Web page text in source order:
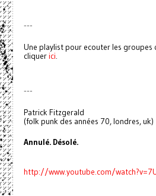
---
Une playlist pour ecouter les groupes
cliquerici.
---
Patrick Fitzgerald
(folk punk des années 70, londres, uk)
Annulé. Désolé.
http://www.youtube.com/